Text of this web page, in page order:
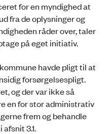
for en myndighed at
fra de oplysninger og
råder over, taler
på eget initiativ.
havde pligt til at
forsørgelsespligt.
og der var ikke så
en for stor administrativ
frem og behandle
3.1.